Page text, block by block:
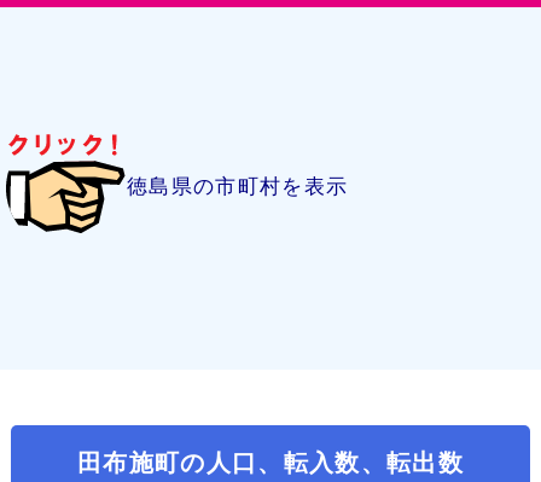
徳島県の市町村を表示
田布施町の人口、転入数、転出数